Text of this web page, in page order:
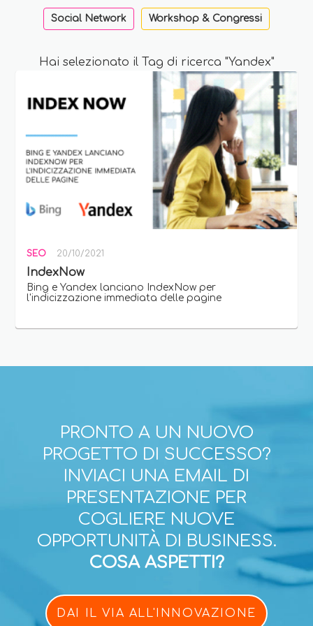
Social Network Workshop & Congressi
Hai selezionato il Tag di ricerca "Yandex"
SEO 20/10/2021
IndexNow
Bing e Yandex lanciano IndexNow per
l'indicizzazione immediata delle pagine
PRONTO A UN NUOVO
PROGETTO DI SUCCESSO?
INVIACI UNA EMAIL DI
PRESENTAZIONE PER
COGLIERE NUOVE
OPPORTUNITÀ DI BUSINESS.
COSA ASPETTI?
DAI IL VIA ALL'INNOVAZIONE